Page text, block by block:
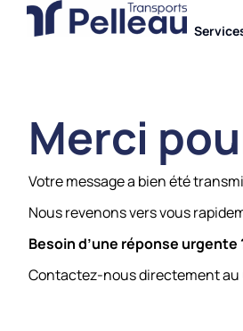
Merci
Votre message a bien été
Nous revenons vers vous
Besoin d’une réponse urgente
Contactez-nous directement au